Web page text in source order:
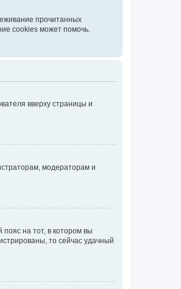
прочитанных
cookies может помочь.
вверху страницы и
модераторам и
на тот, в котором вы
то сейчас удачный